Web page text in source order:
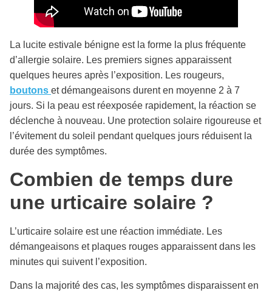
La lucite estivale bénigne est la forme la plus fréquente
d’allergie solaire. Les premiers signes apparaissent
quelques heures après l’exposition. Les rougeurs,
boutons et démangeaisons durent en moyenne 2 à 7
jours. Si la peau est réexposée rapidement, la réaction se
déclenche à nouveau. Une protection solaire rigoureuse et
l’évitement du soleil pendant quelques jours réduisent la
durée des symptômes.
Combien de temps dure
une urticaire solaire ?
L’urticaire solaire est une réaction immédiate. Les
démangeaisons et plaques rouges apparaissent dans les
minutes qui suivent l’exposition.
Dans la majorité des cas, les symptômes disparaissent en